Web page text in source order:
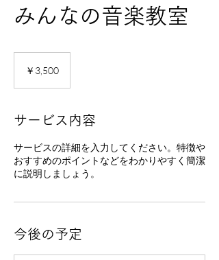
みんなの音楽教室
￥3,500
サービス内容
サービスの詳細を入力してください。特徴や
おすすめのポイントなどをわかりやすく簡潔
に説明しましょう。
今後の予定